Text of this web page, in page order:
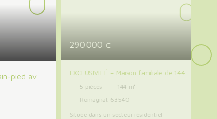
pied avec
de
290 000 €
EXCLUSIVITÉ – Maison familiale de 144
m² avec jardin, terrasses et grand
garage à Romagnat
5 pièces 144 m²
Romagnat 63540
Située dans un secteur résidentiel